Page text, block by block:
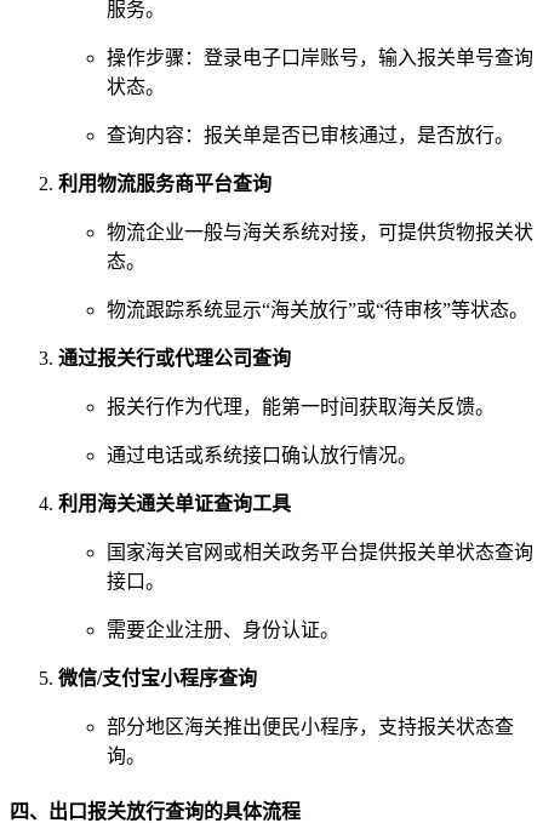
服务。
操作步骤：登录电子口岸账号，输入报关单号查询
状态。
查询内容：报关单是否已审核通过，是否放行。
利用物流服务商平台查询
物流企业一般与海关系统对接，可提供货物报关状
态。
物流跟踪系统显示“海关放行”或“待审核”等状态。
通过报关行或代理公司查询
报关行作为代理，能第一时间获取海关反馈。
通过电话或系统接口确认放行情况。
利用海关通关单证查询工具
国家海关官网或相关政务平台提供报关单状态查询
接口。
需要企业注册、身份认证。
微信/支付宝小程序查询
部分地区海关推出便民小程序，支持报关状态查
询。
四、出口报关放行查询的具体流程